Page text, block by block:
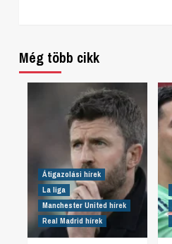
Még több cikk
Átigazolási hírek
La liga
Manchester United hírek
Real Madrid hírek